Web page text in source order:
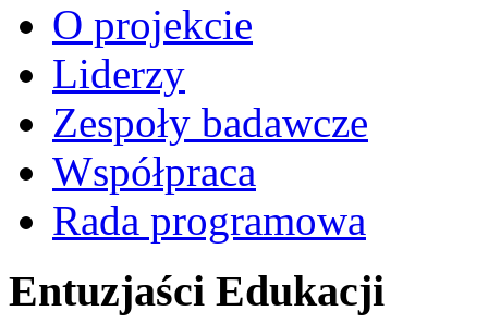
O projekcie
Liderzy
Zespoły badawcze
Współpraca
Rada programowa
Entuzjaści Edukacji